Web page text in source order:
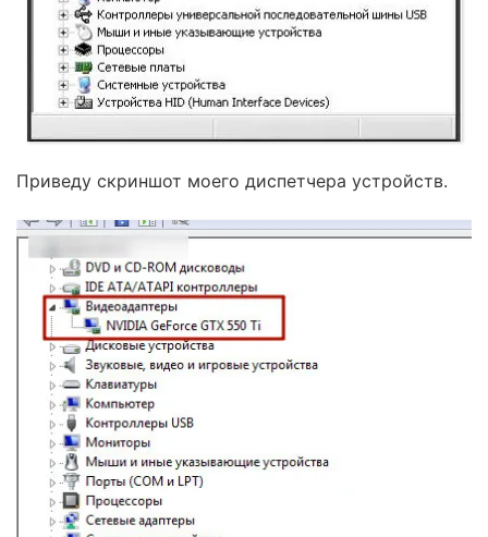
Приведу скриншот моего диспетчера устройств.